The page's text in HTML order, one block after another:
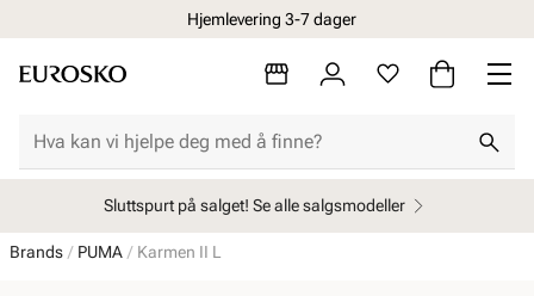
Hjemlevering 3-7 dager
Sluttspurt på salget! Se alle salgsmodeller
Brands PUMA Karmen II L